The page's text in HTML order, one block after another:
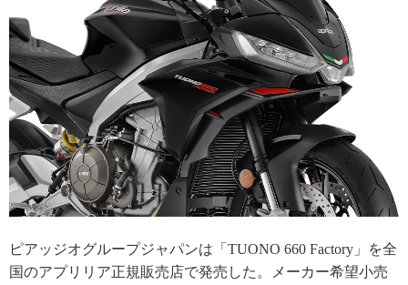
ピアッジオグループジャパンは「TUONO 660 Factory」を全
国のアプリリア正規販売店で発売した。メーカー希望小売